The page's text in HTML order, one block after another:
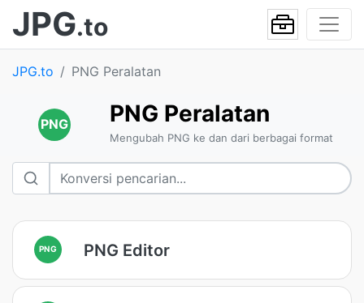
JPG.to
JPG.to PNG Peralatan
PNG PNG Peralatan
Mengubah PNG ke dan dari berbagai format
PNG PNG Editor